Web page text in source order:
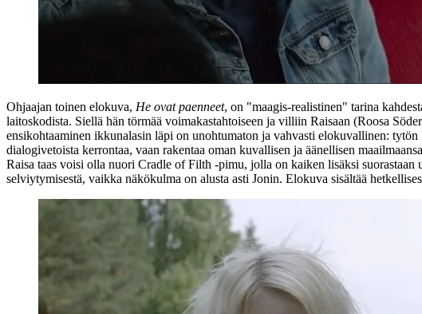
Ohjaajan toinen elokuva, He ovat paenneet, on "maagis-realistinen" tarina
laitoskodista. Siellä hän törmää voimakastahtoiseen ja villiin Raisaan (Roosa
ensikohtaaminen ikkunalasin läpi on unohtumaton ja vahvasti elokuvallinen:
dialogivetoista kerrontaa, vaan rakentaa oman kuvallisen ja äänellisen
Raisa taas voisi olla nuori Cradle of Filth ‑pimu, jolla on kaiken lisäksi
selviytymisestä, vaikka näkökulma on alusta asti Jonin. Elokuva sisältää